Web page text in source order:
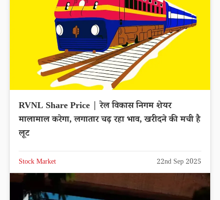
RVNL Share Price | रेल विकास निगम शेयर
मालामाल करेगा, लगातार चढ़ रहा भाव, खरीदने की मची है
लूट
Stock Market 22nd Sep 2025